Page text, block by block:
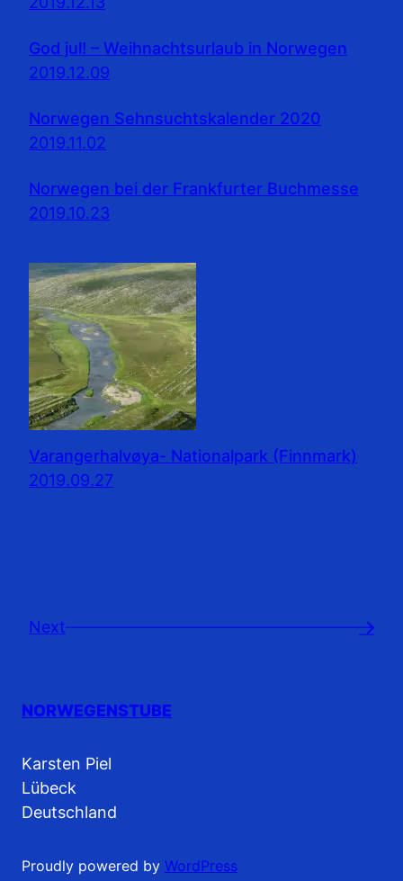
God jul! – Weihnachtsurlaub in Norwegen
2019.12.09
Norwegen Sehnsuchtskalender 2020
2019.11.02
Norwegen bei der Frankfurter Buchmesse
2019.10.23
Varangerhalvøya- Nationalpark (Finnmark)
2019.09.27
Next →
NORWEGENSTUBE
Karsten Piel
Lübeck
Deutschland
Proudly powered by WordPress